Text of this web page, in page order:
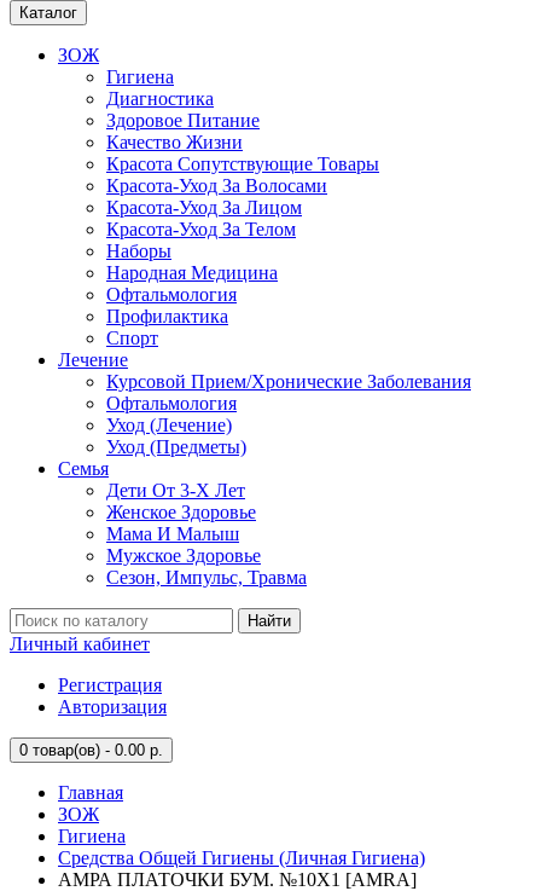
Каталог
ЗОЖ
Гигиена
Диагностика
Здоровое Питание
Качество Жизни
Красота Сопутствующие Товары
Красота-Уход За Волосами
Красота-Уход За Лицом
Красота-Уход За Телом
Наборы
Народная Медицина
Офтальмология
Профилактика
Спорт
Лечение
Курсовой Прием/Хронические Заболевания
Офтальмология
Уход (Лечение)
Уход (Предметы)
Семья
Дети От 3-Х Лет
Женское Здоровье
Мама И Малыш
Мужское Здоровье
Сезон, Импульс, Травма
Найти
Личный кабинет
Регистрация
Авторизация
0 товар(ов) - 0.00 р.
Главная
ЗОЖ
Гигиена
Средства Общей Гигиены (Личная Гигиена)
АМРА ПЛАТОЧКИ БУМ. №10Х1 [AMRA]